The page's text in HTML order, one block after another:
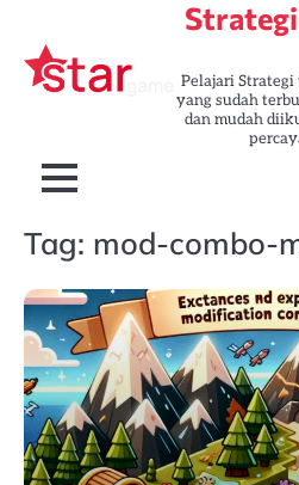
content
Pelajari
yang sudah
dan mudah
Tag: mod-combo-